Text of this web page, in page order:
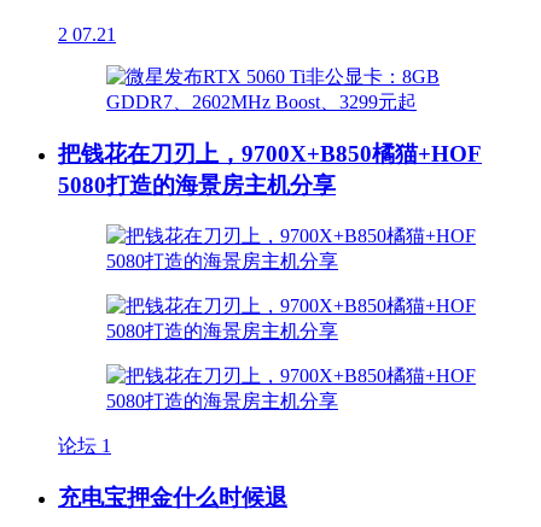
2 07.21
把钱花在刀刃上，9700X+B850橘猫+HOF
5080打造的海景房主机分享
论坛 1
充电宝押金什么时候退